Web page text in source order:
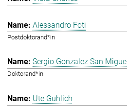
Alessandro Foti
Postdoktorand*in
Sergio Gonzalez San Miguel
Doktorand*in
Ute Guhlich